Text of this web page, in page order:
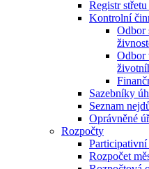
Registr
Kontrolní
Odbor
Odbor
Sazebníky
Seznam
Oprávněné
Rozpočty
Participativní
Rozpočet